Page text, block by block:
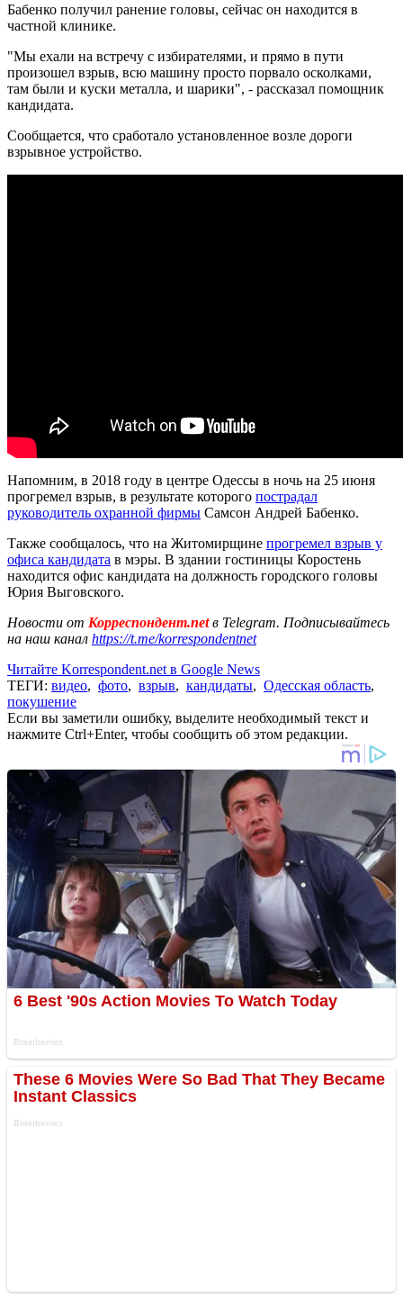
Бабенко получил ранение головы, сейчас он находится в
частной клинике.
"Мы ехали на встречу с избирателями, и прямо в пути
произошел взрыв, всю машину просто порвало осколками,
там были и куски металла, и шарики", - рассказал помощник
кандидата.
Сообщается, что сработало установленное возле дороги
взрывное устройство.
Напомним, в 2018 году в центре Одессы в ночь на 25 июня
прогремел взрыв, в результате которого пострадал
руководитель охранной фирмы Самсон Андрей Бабенко.
Также сообщалось, что на Житомирщине прогремел взрыв у
офиса кандидата в мэры. В здании гостиницы Коростень
находится офис кандидата на должность городского головы
Юрия Выговского.
Новости от Корреспондент.netв Telegram. Подписывайтесь
на наш канал https://t.me/korrespondentnet
Читайте Korrespondent.net в Google News
ТЕГИ: видео, фото, взрыв, кандидаты, Одесская область,
покушение
Если вы заметили ошибку, выделите необходимый текст и
нажмите Ctrl+Enter, чтобы сообщить об этом редакции.